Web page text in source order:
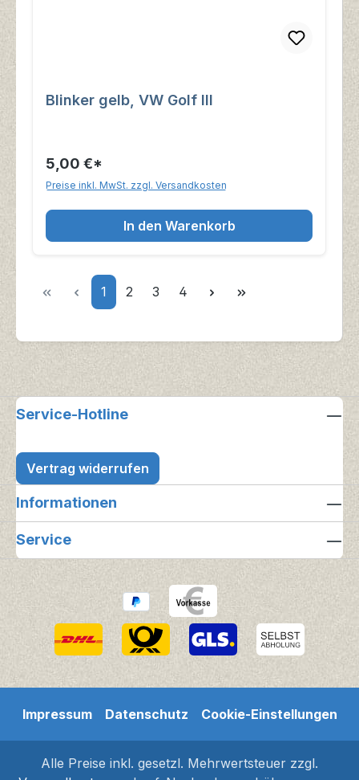
Blinker gelb, VW Golf III
5,00 €*
Preise inkl. MwSt. zzgl. Versandkosten
In den Warenkorb
Seite
1 Seite
2 Seite
3 Seite
4
Service-Hotline
Vertrag widerrufen
Informationen
Service
Impressum Datenschutz Cookie-Einstellungen
Alle Preise inkl. gesetzl. Mehrwertsteuer zzgl.